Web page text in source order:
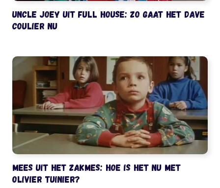
Uncle Joey uit Full House: zo gaat het Dave
Coulier nu
Mees uit het Zakmes: hoe is het nu met
Olivier Tuinier?